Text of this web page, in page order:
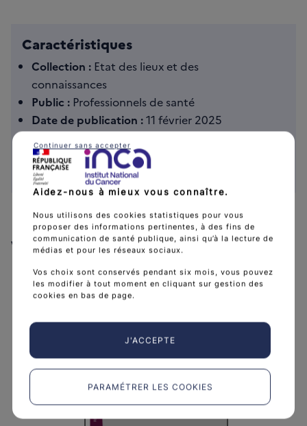
Caractéristiques
Collection : Etat des lieux et des
connaissances
Public : Professionnels de santé
Date de publication :11 février 2025
Format :
Brochure A4
Langue :
Français
Voir aussi
Aidez-nous à mieux vous connaître.
Nous utilisons des cookies statistiques pour vous
proposer des informations pertinentes, à des fins de
communication de santé publique, ainsi qu’à la lecture de
médias et pour les réseaux sociaux.
Vos choix sont conservés pendant six mois, vous pouvez
les modifier à tout moment en cliquant sur gestion des
cookies en bas de page.
J'ACCEPTE
PARAMÉTRER LES COOKIES
Continuer sans accepter